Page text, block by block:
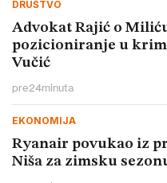
DRUŠTVO
Advokat Rajić o
pozicioniranje u
Vučić
pre24minuta
EKONOMIJA
Ryanair povukao iz
Niša za zimsku